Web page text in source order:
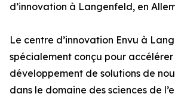
d’innovation à Langenfeld, en
Le centre d’innovation Envu à
spécialement conçu pour accélérer
développement de solutions de
dans le domaine des sciences de